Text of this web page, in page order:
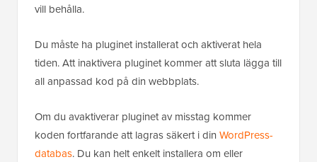
vill behålla.
Du måste ha pluginet installerat och aktiverat hela
tiden. Att inaktivera pluginet kommer att sluta lägga till
all anpassad kod på din webbplats.
Om du avaktiverar pluginet av misstag kommer
koden fortfarande att lagras säkert i din WordPress-
databas. Du kan helt enkelt installera om eller